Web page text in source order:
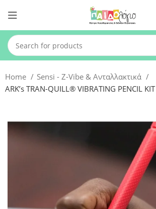
Home
Sensi - Z-Vibe & Ανταλλακτικά
ARK’s TRAN-QUILL® VIBRATING PENCIL KIT